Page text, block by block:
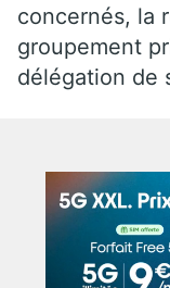
concernés, la
groupement
délégation de